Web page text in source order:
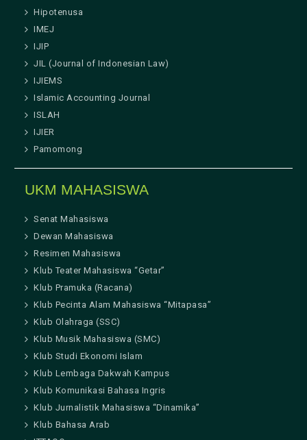
Hipotenusa
IMEJ
IJIP
JIL (Journal of Indonesian Law)
IJIEMS
Islamic Accounting Journal
ISLAH
IJIER
Pamomong
UKM MAHASISWA
Senat Mahasiswa
Dewan Mahasiswa
Resimen Mahasiswa
Klub Teater Mahasiswa “Getar”
Klub Pramuka (Racana)
Klub Pecinta Alam Mahasiswa “Mitapasa”
Klub Olahraga (SSC)
Klub Musik Mahasiswa (SMC)
Klub Studi Ekonomi Islam
Klub Lembaga Dakwah Kampus
Klub Komunikasi Bahasa Ingris
Klub Jurnalistik Mahasiswa “Dinamika”
Klub Bahasa Arab